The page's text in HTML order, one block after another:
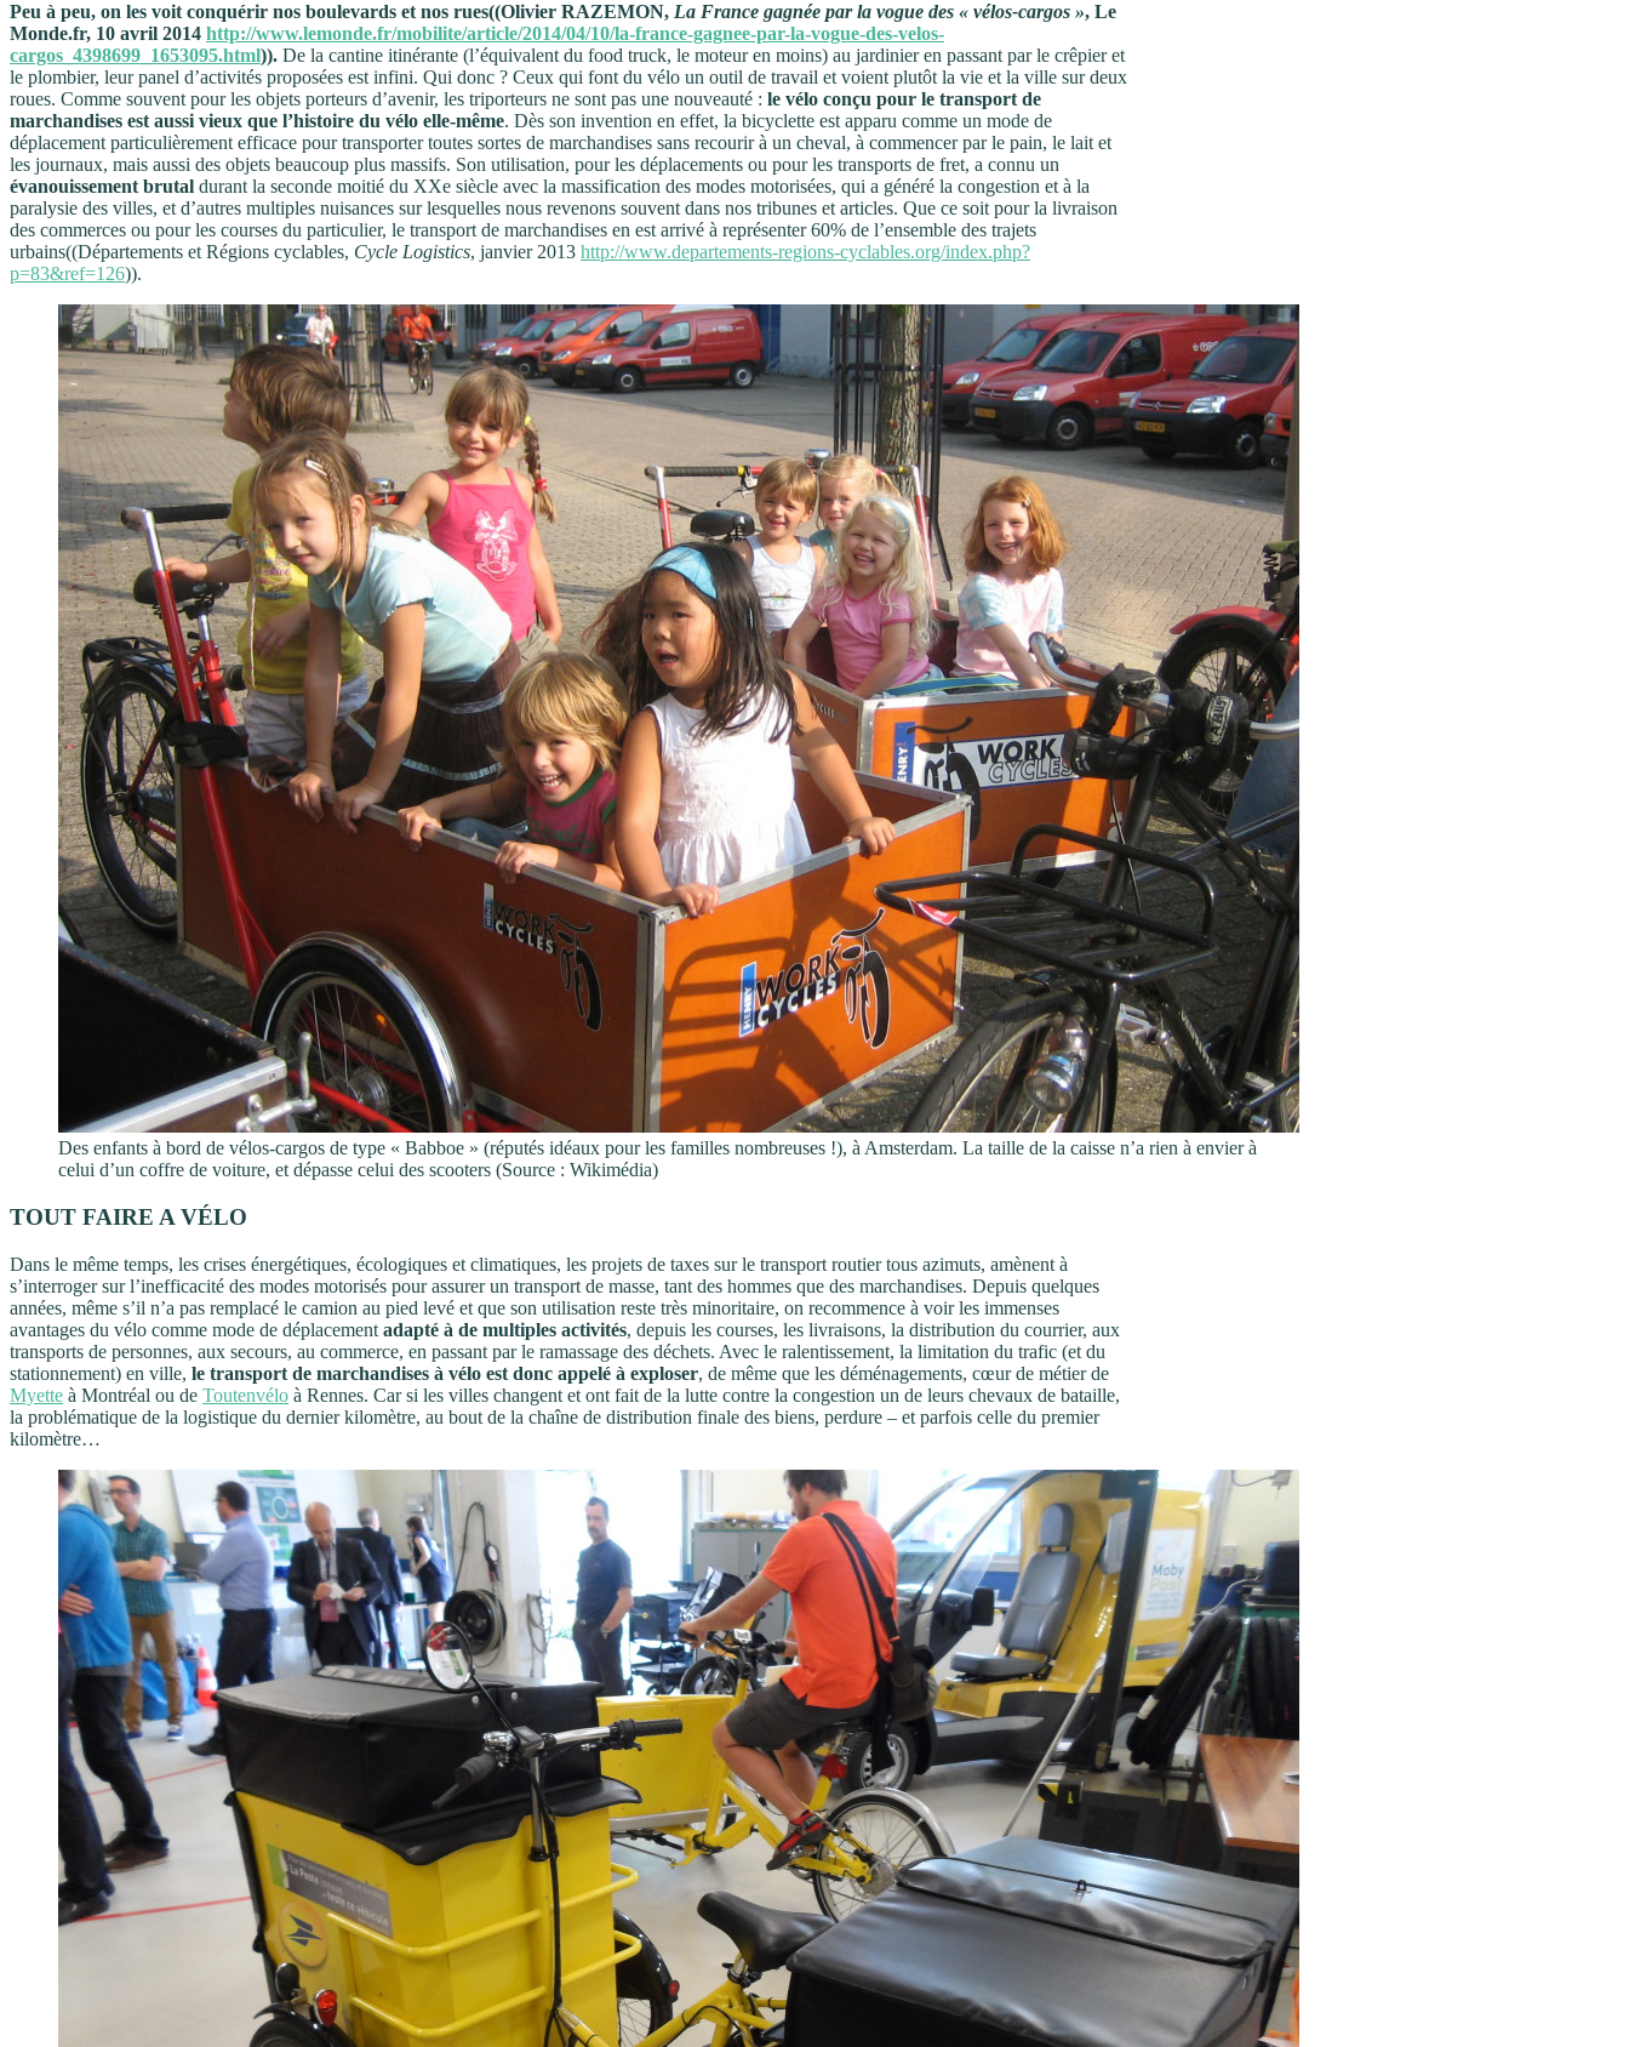
Peu à peu, on les voit conquérir nos boulevards et nos rues((Olivier RAZEMON, La France gagnée par la vogue des « vélos-cargos », Le
Monde.fr, 10 avril 2014 http://www.lemonde.fr/mobilite/article/2014/04/10/la-france-gagnee-par-la-vogue-des-velos-
cargos_4398699_1653095.html)). De la cantine itinérante (l’équivalent du food truck, le moteur en moins) au jardinier en passant par le crêpier et
le plombier, leur panel d’activités proposées est infini. Qui donc ? Ceux qui font du vélo un outil de travail et voient plutôt la vie et la ville sur deux
roues. Comme souvent pour les objets porteurs d’avenir, les triporteurs ne sont pas une nouveauté : le vélo conçu pour le transport de
marchandises est aussi vieux que l’histoire du vélo elle-même. Dès son invention en effet, la bicyclette est apparu comme un mode de
déplacement particulièrement efficace pour transporter toutes sortes de marchandises sans recourir à un cheval, à commencer par le pain, le lait et
les journaux, mais aussi des objets beaucoup plus massifs. Son utilisation, pour les déplacements ou pour les transports de fret, a connu un
évanouissement brutal durant la seconde moitié du XXe siècle avec la massification des modes motorisées, qui a généré la congestion et à la
paralysie des villes, et d’autres multiples nuisances sur lesquelles nous revenons souvent dans nos tribunes et articles. Que ce soit pour la livraison
des commerces ou pour les courses du particulier, le transport de marchandises en est arrivé à représenter 60% de l’ensemble des trajets
urbains((Départements et Régions cyclables, Cycle Logistics, janvier 2013 http://www.departements-regions-cyclables.org/index.php?
p=83&ref=126)).
Des enfants à bord de vélos-cargos de type « Babboe » (réputés idéaux pour les familles nombreuses !), à Amsterdam. La taille de la caisse n’a rien à envier à
celui d’un coffre de voiture, et dépasse celui des scooters (Source : Wikimédia)
TOUT FAIRE A VÉLO
Dans le même temps, les crises énergétiques, écologiques et climatiques, les projets de taxes sur le transport routier tous azimuts, amènent à
s’interroger sur l’inefficacité des modes motorisés pour assurer un transport de masse, tant des hommes que des marchandises. Depuis quelques
années, même s’il n’a pas remplacé le camion au pied levé et que son utilisation reste très minoritaire, on recommence à voir les immenses
avantages du vélo comme mode de déplacement adapté à de multiples activités, depuis les courses, les livraisons, la distribution du courrier, aux
transports de personnes, aux secours, au commerce, en passant par le ramassage des déchets. Avec le ralentissement, la limitation du trafic (et du
stationnement) en ville, le transport de marchandises à vélo est donc appelé à exploser, de même que les déménagements, cœur de métier de
Myette à Montréal ou de Toutenvélo à Rennes. Car si les villes changent et ont fait de la lutte contre la congestion un de leurs chevaux de bataille,
la problématique de la logistique du dernier kilomètre, au bout de la chaîne de distribution finale des biens, perdure – et parfois celle du premier
kilomètre…